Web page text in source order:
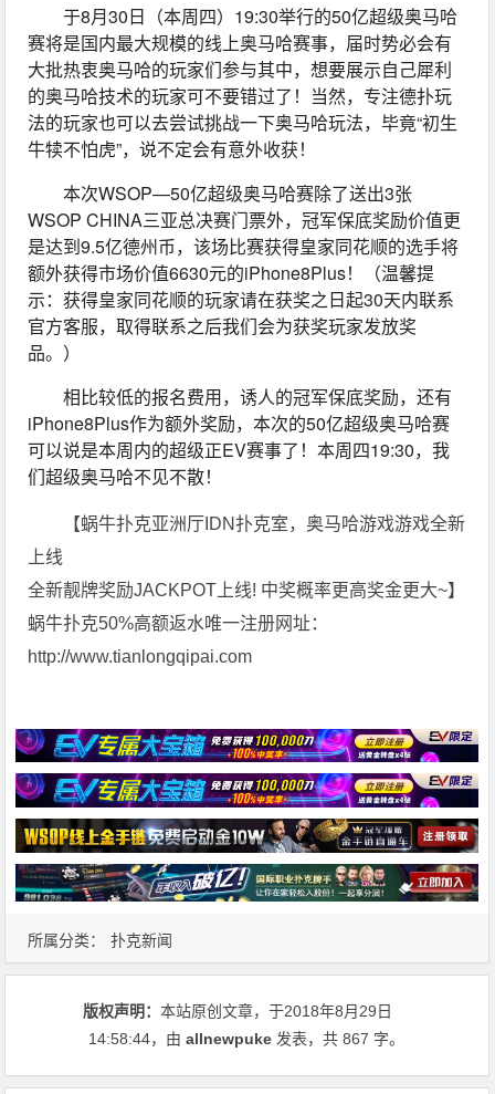
于8月30日（本周四）19:30举行的50亿超级奥马哈
赛将是国内最大规模的线上奥马哈赛事，届时势必会有
大批热衷奥马哈的玩家们参与其中，想要展示自己犀利
的奥马哈技术的玩家可不要错过了！当然，专注德扑玩
法的玩家也可以去尝试挑战一下奥马哈玩法，毕竟“初生
牛犊不怕虎”，说不定会有意外收获！
本次WSOP—50亿超级奥马哈赛除了送出3张
WSOP CHINA三亚总决赛门票外，冠军保底奖励价值更
是达到9.5亿德州币，该场比赛获得皇家同花顺的选手将
额外获得市场价值6630元的iPhone8Plus！（温馨提
示：获得皇家同花顺的玩家请在获奖之日起30天内联系
官方客服，取得联系之后我们会为获奖玩家发放奖
品。）
相比较低的报名费用，诱人的冠军保底奖励，还有
iPhone8Plus作为额外奖励，本次的50亿超级奥马哈赛
可以说是本周内的超级正EV赛事了！本周四19:30，我
们超级奥马哈不见不散！
【蜗牛扑克亚洲厅IDN扑克室，奥马哈游戏游戏全新
上线
全新靓牌奖励JACKPOT上线! 中奖概率更高奖金更大~】
蜗牛扑克50%高额返水唯一注册网址：
http://www.tianlongqipai.com
所属分类： 扑克新闻
版权声明：本站原创文章，于2018年8月29日
14:58:44，由allnewpuke 发表，共 867 字。